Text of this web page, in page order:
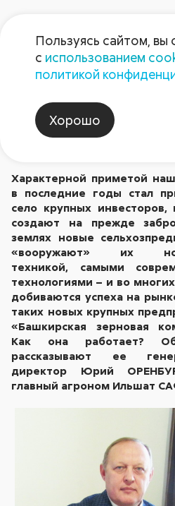
Характерной приметой
в последние годы стал
село крупных инвесторов,
создают на прежде
землях новые
«вооружают» их
техникой, самыми
технологиями – и во
добиваются успеха на
таких новых крупных
«Башкирская зерновая
Как она работает?
рассказывают ее
директор Юрий
главный агроном Ильшат
Пользуясь сайтом, вы
с использованием
политикой
Хорошо